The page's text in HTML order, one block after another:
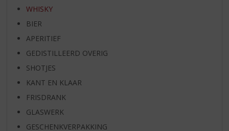
WHISKY
BIER
APERITIEF
GEDISTILLEERD OVERIG
SHOTJES
KANT EN KLAAR
FRISDRANK
GLASWERK
GESCHENKVERPAKKING